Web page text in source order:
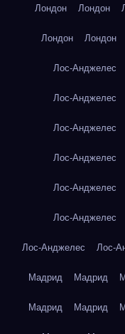
Лондон Лондон
Лондон Лондон
Лос-Анджелес
Лос-Анджелес
Лос-Анджелес
Лос-Анджелес
Лос-Анджелес
Лос-Анджелес
Лос-Анджелес Лос-
Мадрид Мадрид
Мадрид Мадрид